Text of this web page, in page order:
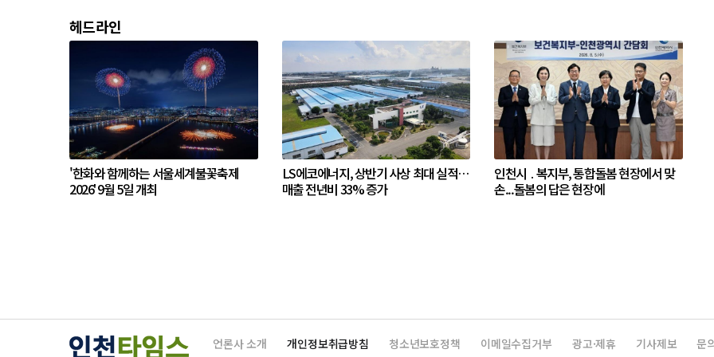
헤드라인
'한화와 함께하는 서울세계불꽃축제
2026' 9월 5일 개최
LS에코에너지, 상반기 사상 최대 실적…
매출 전년비 33% 증가
인천시 ․ 복지부, 통합돌봄 현장에서 맞
손...돌봄의 답은 현장에
언론사 소개 개인정보취급방침 청소년보호정책 이메일수집거부 광고·제휴 기사제보 문